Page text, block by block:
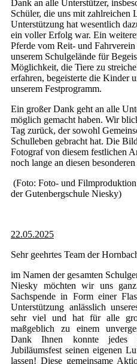
Dank an alle Unterstützer,
Schüler, die uns mit zahlreichen
Unterstützung hat wesentlich
ein voller Erfolg war. Ein
Pferde vom Reit- und
unserem Schulgelände für
Möglichkeit, die Tiere zu
erfahren, begeisterte die Kinder
unserem Festprogramm.
Ein großer Dank geht an alle
möglich gemacht haben. Wir
Tag zurück, der sowohl
Schulleben gebracht hat. Die
Fotograf von diesem festlichen
noch lange an diesen
(Foto: Foto- und
der Gutenbergschule Niesky)
22.05.2025
Sehr geehrtes Team der
im Namen der gesamten
Niesky möchten wir uns
Sachspende in Form einer
Unterstützung anlässlich
sehr viel und hat für alle
maßgeblich zu einem
Dank Ihnen konnte jedes
Jubiläumsfest seinen eigenen
lassen! Diese gemeinsame